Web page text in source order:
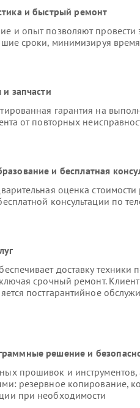
и быстрый ремонт
и опыт позволяют провести
сроки, минимизируя время
запчасти
гарантия на
от повторных
и бесплатная
оценка стоимости
консультации по
доставку техники
срочный ремонт.
постгарантийное
решение и
прошивок и инструментов,
резервное копирование,
при необходимости